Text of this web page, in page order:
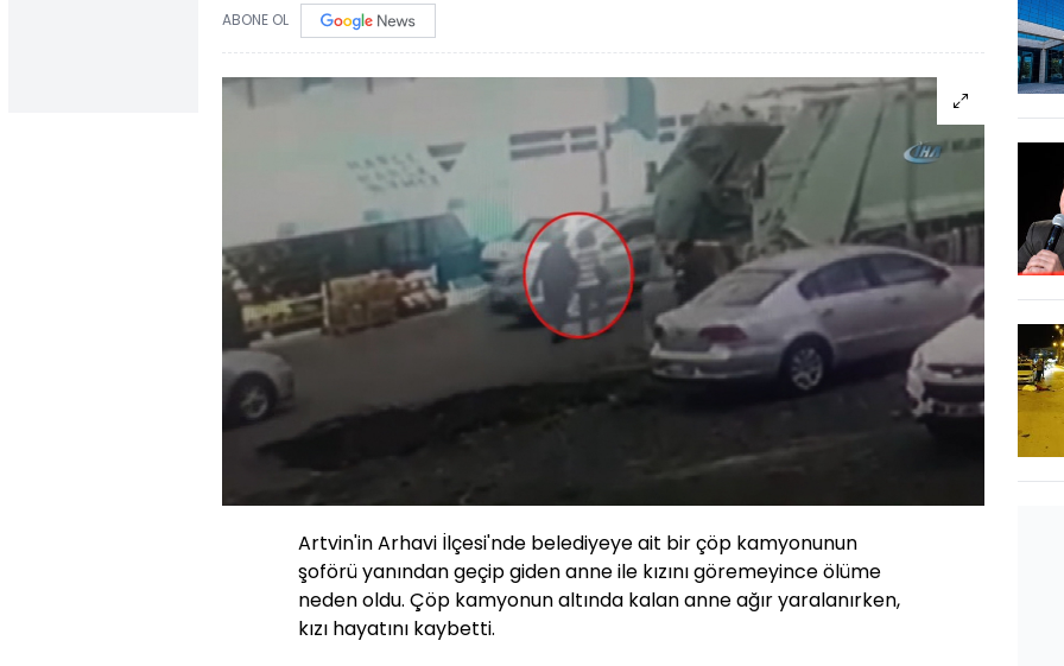
ABONE OL
Artvin'in Arhavi İlçesi'nde belediyeye ait bir çöp kamyonunun
şoförü yanından geçip giden anne ile kızını göremeyince ölüme
neden oldu. Çöp kamyonun altında kalan anne ağır yaralanırken,
kızı hayatını kaybetti.